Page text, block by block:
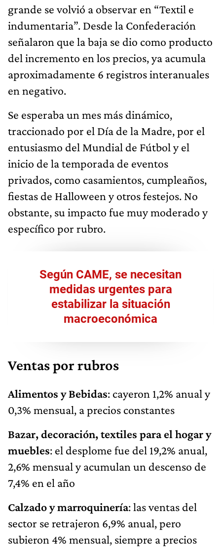
grande se volvió a observar en “Textil e
indumentaria”. Desde la Confederación
señalaron que la baja se dio como producto
del incremento en los precios, ya acumula
aproximadamente 6 registros interanuales
en negativo.
Se esperaba un mes más dinámico,
traccionado por el Día de la Madre, por el
entusiasmo del Mundial de Fútbol y el
inicio de la temporada de eventos
privados, como casamientos, cumpleaños,
fiestas de Halloween y otros festejos. No
obstante, su impacto fue muy moderado y
específico por rubro.
Según CAME, se necesitan
medidas urgentes para
estabilizar la situación
macroeconómica
Ventas por rubros
Alimentos y Bebidas: cayeron 1,2% anual y
0,3% mensual, a precios constantes
Bazar, decoración, textiles para el hogar y
muebles: el desplome fue del 19,2% anual,
2,6% mensual y acumulan un descenso de
7,4% en el año
Calzado y marroquinería: las ventas del
sector se retrajeron 6,9% anual, pero
subieron 4% mensual, siempre a precios